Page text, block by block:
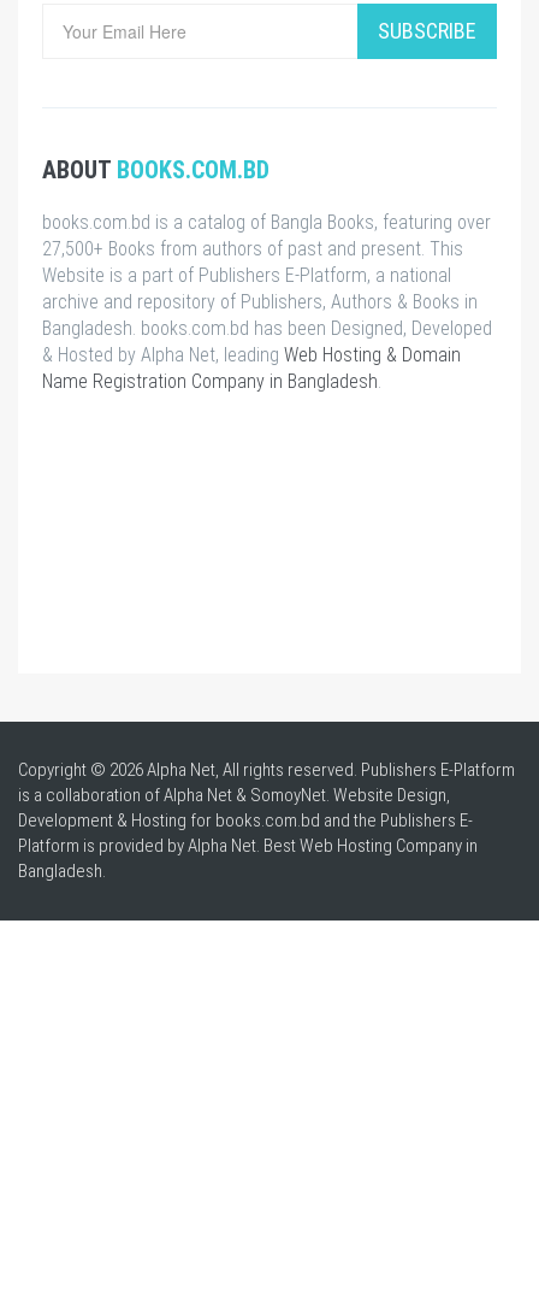
SUBSCRIBE
ABOUT BOOKS.COM.BD
books.com.bd is a catalog of Bangla Books, featuring over
27,500+ Books from authors of past and present. This
Website is a part of Publishers E-Platform, a national
archive and repository of Publishers, Authors & Books in
Bangladesh. books.com.bd has been Designed, Developed
& Hosted by Alpha Net, leading Web Hosting & Domain
Name Registration Company in Bangladesh
Copyright © 2026 Alpha Net, All rights reserved. Publishers E-Platform
is a collaboration of Alpha Net & SomoyNet. Website Design,
Development & Hosting for books.com.bd and the Publishers E-
Platform is provided by Alpha Net. BestWeb Hosting Company in
Bangladesh.